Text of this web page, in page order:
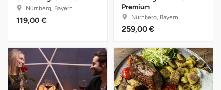
Nürnberg, Bayern
119,00 €
Premium
Nürnberg, Bayern
259,00 €
Bruchköbel
Bruchsal
Burghausen
Münster
Nürnberg
Oberlausitz
Sangerhausen
Sonneberg
Suhl